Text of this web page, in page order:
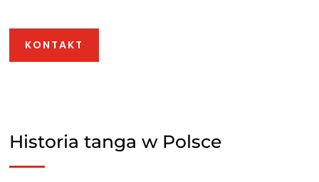
KONTAKT
Historia tanga w Polsce